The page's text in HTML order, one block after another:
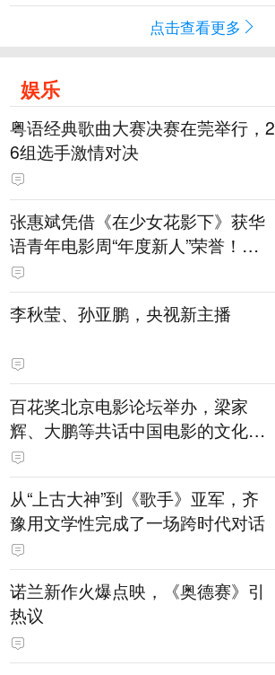
点击查看更多
娱乐
粤语经典歌曲大赛决赛在莞举行，2
6组选手激情对决
张惠斌凭借《在少女花影下》获华
语青年电影周“年度新人”荣誉！该
电影全程在广州取景，采用粤语对
白，主演均为广州本土演员
李秋莹、孙亚鹏，央视新主播
百花奖北京电影论坛举办，梁家
辉、大鹏等共话中国电影的文化建
构
从“上古大神”到《歌手》亚军，齐
豫用文学性完成了一场跨时代对话
诺兰新作火爆点映，《奥德赛》引
热议